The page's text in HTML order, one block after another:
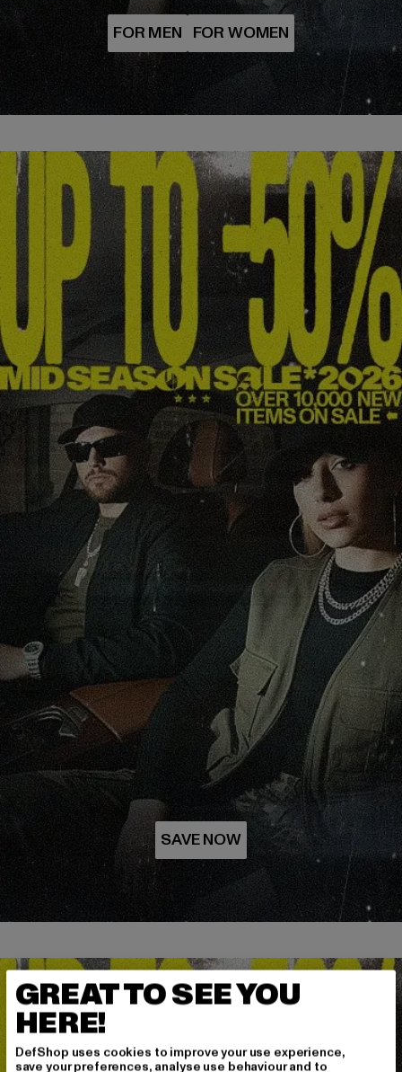
SAVE NOW
GREAT TO SEE YOU
HERE!
DefShop uses cookies to improve your use experience,
save your preferences, analyse use behaviour and to